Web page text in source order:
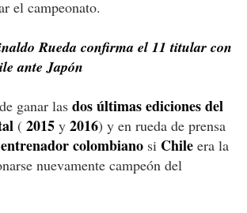
el campeonato.
Rueda confirma el 11 titular con
ante Japón
ganar las dos últimas ediciones del
( 2015 y 2016) y en rueda de prensa
entrenador colombiano si Chile era la
nuevamente campeón del